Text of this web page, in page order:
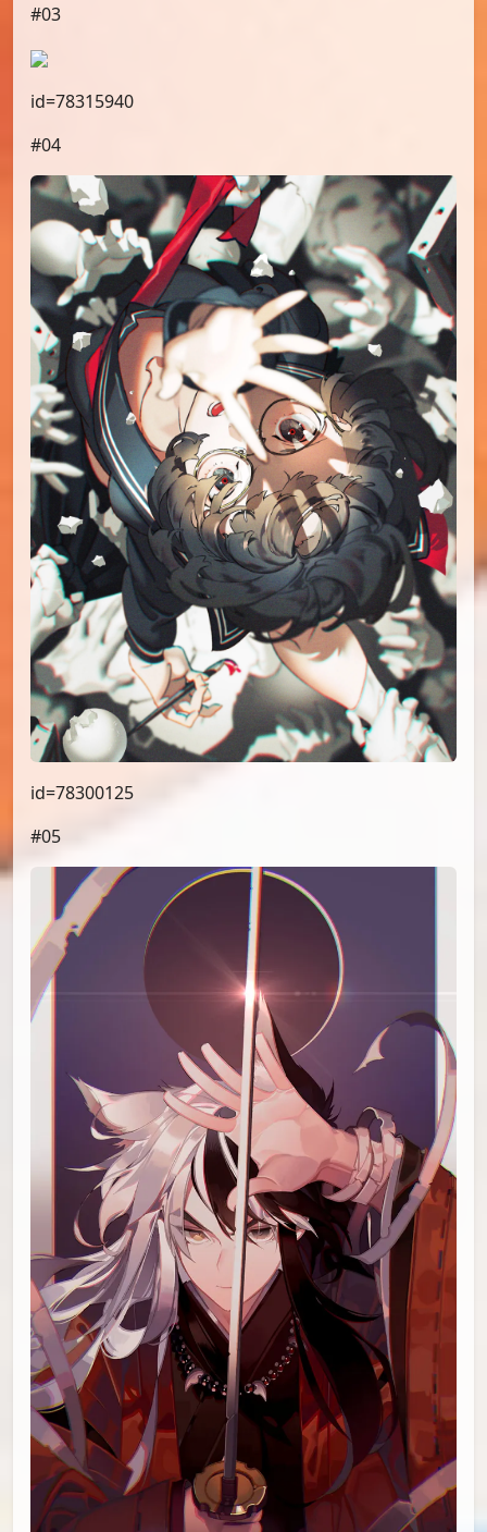
#03
id=78315940
#04
id=78300125
#05